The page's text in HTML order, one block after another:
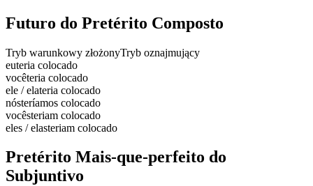
Futuro do Pretérito Composto
Tryb warunkowy złożonyTryb oznajmujący
euteria colocado
vocêteria colocado
ele / elateria colocado
nósteríamos colocado
vocêsteriam colocado
eles / elasteriam colocado
Pretérito Mais-que-perfeito do
Subjuntivo